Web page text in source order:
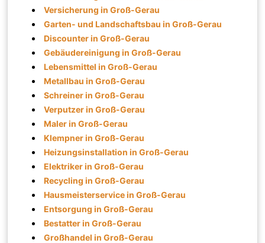
Versicherung in Groß-Gerau
Garten- und Landschaftsbau in Groß-Gerau
Discounter in Groß-Gerau
Gebäudereinigung in Groß-Gerau
Lebensmittel in Groß-Gerau
Metallbau in Groß-Gerau
Schreiner in Groß-Gerau
Verputzer in Groß-Gerau
Maler in Groß-Gerau
Klempner in Groß-Gerau
Heizungsinstallation in Groß-Gerau
Elektriker in Groß-Gerau
Recycling in Groß-Gerau
Hausmeisterservice in Groß-Gerau
Entsorgung in Groß-Gerau
Bestatter in Groß-Gerau
Großhandel in Groß-Gerau